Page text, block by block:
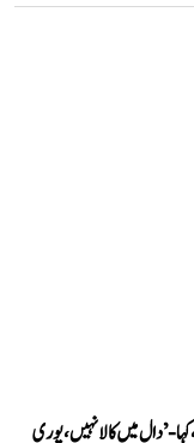
کہا- ’دال میں کالا نہیں، پوری